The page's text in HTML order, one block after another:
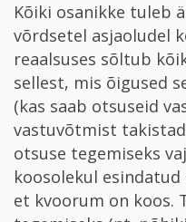
Kõiki osanikke tuleb
võrdsetel asjaoludel
reaalsuses sõltub
sellest, mis õigused
(kas saab otsuseid
vastuvõtmist
otsuse tegemiseks
koosolekul
et kvoorum on koos.